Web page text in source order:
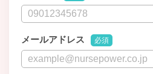
メールアドレス 必須